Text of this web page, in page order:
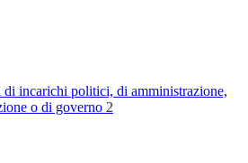
di incarichi politici, di amministrazione,
o di governo 2